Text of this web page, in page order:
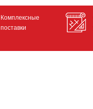
Комплексные
поставки